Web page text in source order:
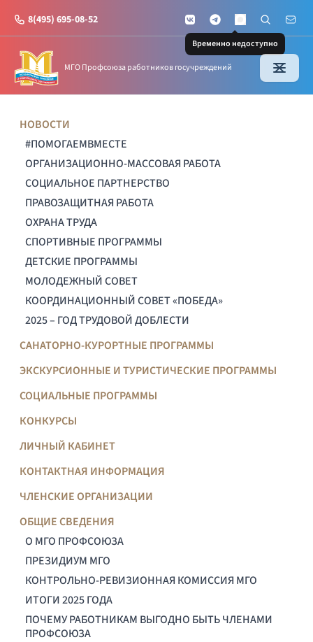
8(495) 695-08-52 VKontakteTelegramMAX
Временно недоступно
Поиск по
Почта
МГО Профсоюза работников госучреждений
НОВОСТИ
#ПОМОГАЕМВМЕСТЕ
ОРГАНИЗАЦИОННО-МАССОВАЯ РАБОТА
СОЦИАЛЬНОЕ ПАРТНЕРСТВО
ПРАВОЗАЩИТНАЯ РАБОТА
ОХРАНА ТРУДА
СПОРТИВНЫЕ ПРОГРАММЫ
ДЕТСКИЕ ПРОГРАММЫ
МОЛОДЕЖНЫЙ СОВЕТ
КООРДИНАЦИОННЫЙ СОВЕТ «ПОБЕДА»
2025 – ГОД ТРУДОВОЙ ДОБЛЕСТИ
САНАТОРНО-КУРОРТНЫЕ ПРОГРАММЫ
ЭКСКУРСИОННЫЕ И ТУРИСТИЧЕСКИЕ ПРОГРАММЫ
СОЦИАЛЬНЫЕ ПРОГРАММЫ
КОНКУРСЫ
ЛИЧНЫЙ КАБИНЕТ
КОНТАКТНАЯ ИНФОРМАЦИЯ
ЧЛЕНСКИЕ ОРГАНИЗАЦИИ
ОБЩИЕ СВЕДЕНИЯ
О МГО ПРОФСОЮЗА
ПРЕЗИДИУМ МГО
КОНТРОЛЬНО-РЕВИЗИОННАЯ КОМИССИЯ МГО
ИТОГИ 2025 ГОДА
ПОЧЕМУ РАБОТНИКАМ ВЫГОДНО БЫТЬ ЧЛЕНАМИ
ПРОФСОЮЗА